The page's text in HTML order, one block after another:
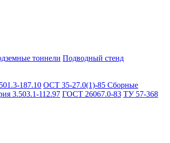
тоннели Подводный стенд
187.10 ОСТ 35-27.0(1)-85 Сборные
3.503.1-112.97 ГОСТ 26067.0-83 ТУ 57-368